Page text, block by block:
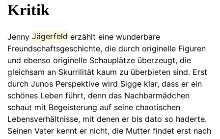
Kritik
Jenny Jägerfeld erzählt eine wunderbare
Freundschaftsgeschichte, die durch originelle Figuren
und ebenso originelle Schauplätze überzeugt, die
gleichsam an Skurrilität kaum zu überbieten sind. Erst
durch Junos Perspektive wird Sigge klar, dass er ein
schönes Leben führt, denn das Nachbarmädchen
schaut mit Begeisterung auf seine chaotischen
Lebensverhältnisse, mit denen er bis dato so haderte.
Seinen Vater kennt er nicht, die Mutter findet erst nach